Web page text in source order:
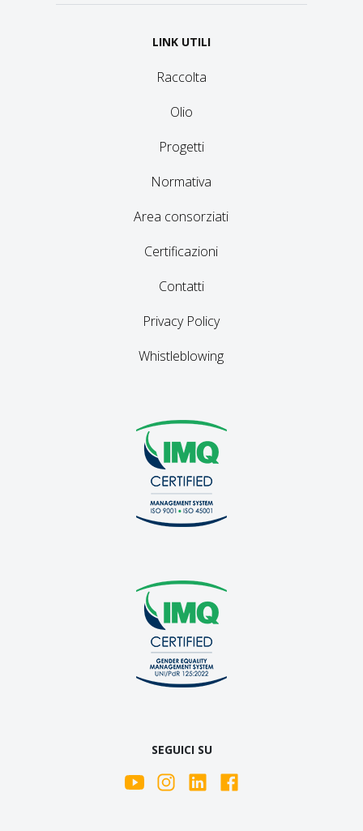
LINK UTILI
Raccolta
Olio
Progetti
Normativa
Area consorziati
Certificazioni
Contatti
Privacy Policy
Whistleblowing
SEGUICI SU